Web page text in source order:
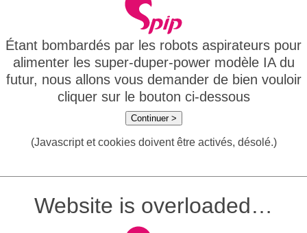
Étant bombardés par les robots aspirateurs pour
alimenter les super-duper-power modèle IA du
futur, nous allons vous demander de bien vouloir
cliquer sur le bouton ci-dessous
Continuer >
(Javascript et cookies doivent être activés, désolé.)
Website is overloaded…